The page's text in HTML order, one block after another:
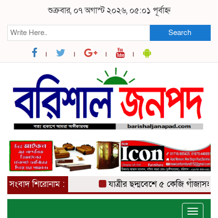
শুক্রবার, ০৭ অগাস্ট ২০২৬, ০৫:০১ পূর্বাহ্ন
Search
সংবাদ শিরোনাম : যাত্রীর ছদ্মবেশে ৫ কেজি গাঁজাসহ মাদক
Toggle